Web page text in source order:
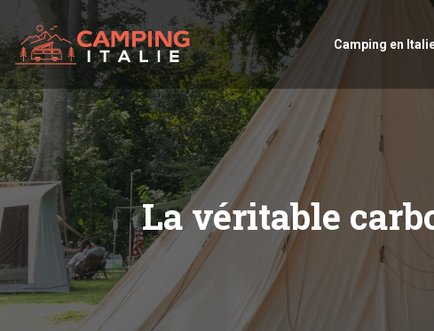
Camping en
La véritable